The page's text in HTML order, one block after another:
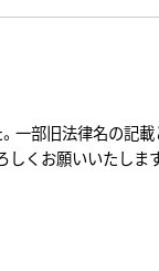
一部旧法律名の記
くお願いいたしま